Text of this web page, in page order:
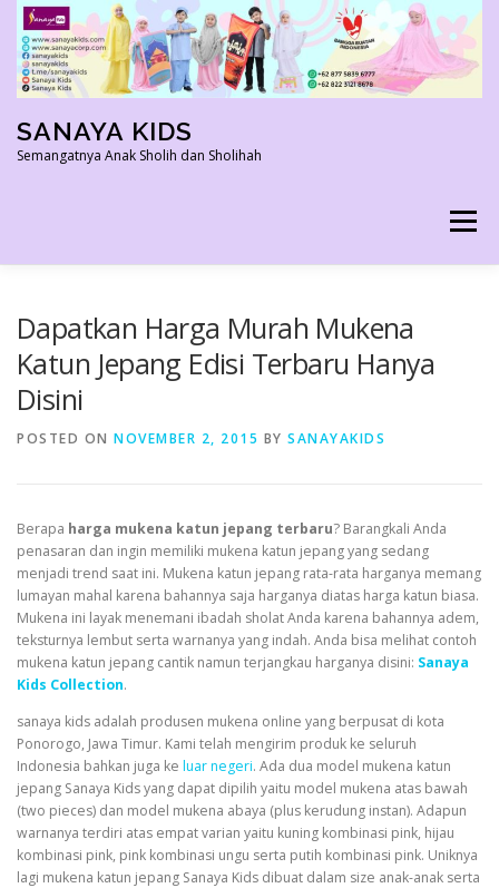
Skip
content
SANAYA KIDS
Semangatnya Anak Sholih dan Sholihah
Menu
AGEN RESMI
Dapatkan Harga Murah Mukena
Katun Jepang Edisi Terbaru Hanya
Disini
POSTED ON NOVEMBER 2, 2015 BY SANAYAKIDS
Berapa harga mukena katun jepang terbaru? Barangkali Anda
penasaran dan ingin memiliki mukena katun jepang yang sedang
menjadi trend saat ini. Mukena katun jepang rata-rata harganya memang
lumayan mahal karena bahannya saja harganya diatas harga katun biasa.
Mukena ini layak menemani ibadah sholat Anda karena bahannya adem,
teksturnya lembut serta warnanya yang indah. Anda bisa melihat contoh
mukena katun jepang cantik namun terjangkau harganya disini: Sanaya
Kids Collection.
sanaya kids adalah produsen mukena online yang berpusat di kota
Ponorogo, Jawa Timur. Kami telah mengirim produk ke seluruh
Indonesia bahkan juga ke luar negeri. Ada dua model mukena katun
jepang Sanaya Kids yang dapat dipilih yaitu model mukena atas bawah
(two pieces) dan model mukena abaya (plus kerudung instan). Adapun
warnanya terdiri atas empat varian yaitu kuning kombinasi pink, hijau
kombinasi pink, pink kombinasi ungu serta putih kombinasi pink. Uniknya
lagi mukena katun jepang Sanaya Kids dibuat dalam size anak-anak serta